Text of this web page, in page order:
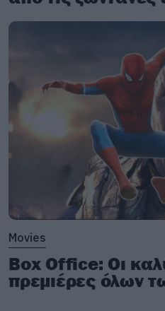
αλκοολικά φαντάσματα.
Movies
Box Office: Οι
πρεμιέρες όλων